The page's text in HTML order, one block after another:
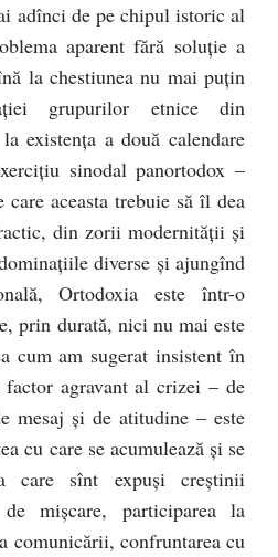
adînci de pe chipul istoric al
aparent fără soluţie a
la chestiunea nu mai puţin
grupurilor etnice din
existenţa a două calendare
sinodal panortodox –
care aceasta trebuie să îl dea
din zorii modernităţii şi
diverse şi ajungînd
Ortodoxia este într-o
prin durată, nici nu mai este
cum am sugerat insistent în
factor agravant al crizei – de
mesaj şi de atitudine – este
cu care se acumulează şi se
care sînt expuşi creştinii
mişcare, participarea la
comunicării, confruntarea cu